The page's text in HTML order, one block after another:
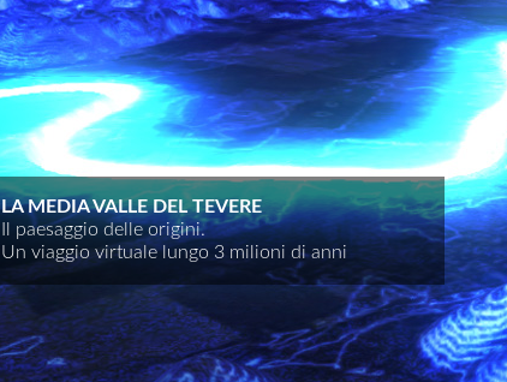
LA MEDIA VALLE DEL TEVERE
Il paesaggio delle origini.
Un viaggio virtuale lungo 3 milioni di anni